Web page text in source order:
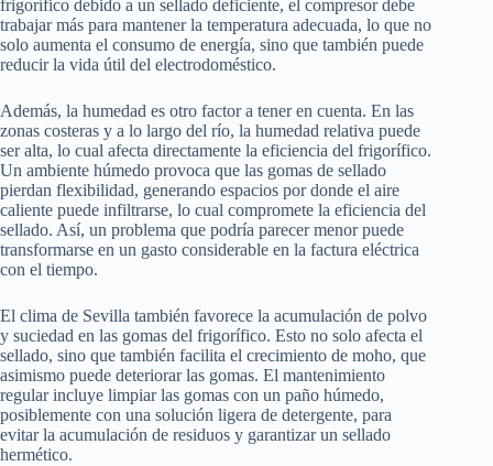
frigorífico debido a un sellado deficiente, el compresor debe
trabajar más para mantener la temperatura adecuada, lo que no
solo aumenta el consumo de energía, sino que también puede
reducir la vida útil del electrodoméstico.
Además, la humedad es otro factor a tener en cuenta. En las
zonas costeras y a lo largo del río, la humedad relativa puede
ser alta, lo cual afecta directamente la eficiencia del frigorífico.
Un ambiente húmedo provoca que las gomas de sellado
pierdan flexibilidad, generando espacios por donde el aire
caliente puede infiltrarse, lo cual compromete la eficiencia del
sellado. Así, un problema que podría parecer menor puede
transformarse en un gasto considerable en la factura eléctrica
con el tiempo.
El clima de Sevilla también favorece la acumulación de polvo
y suciedad en las gomas del frigorífico. Esto no solo afecta el
sellado, sino que también facilita el crecimiento de moho, que
asimismo puede deteriorar las gomas. El mantenimiento
regular incluye limpiar las gomas con un paño húmedo,
posiblemente con una solución ligera de detergente, para
evitar la acumulación de residuos y garantizar un sellado
hermético.